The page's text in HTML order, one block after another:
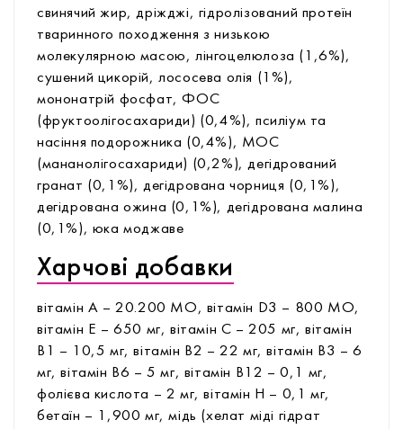
свинячий жир, дріжджі, гідролізований протеїн
тваринного походження з низькою
молекулярною масою, лінгоцелюлоза (1,6%),
сушений цикорій, лососева олія (1%),
мононатрій фосфат, ФОС
(фруктоолігосахариди) (0,4%), псиліум та
насіння подорожника (0,4%), МОС
(мананолігосахариди) (0,2%), дегідрований
гранат (0,1%), дегідрована чорниця (0,1%),
дегідрована ожина (0,1%), дегідрована малина
(0,1%), юка моджаве
Харчові добавки
вітамін А – 20.200 МО, вітамін D3 – 800 МО,
вітамін Е – 650 мг, вітамін С – 205 мг, вітамін
В1 – 10,5 мг, вітамін В2 – 22 мг, вітамін В3 – 6
мг, вітамін В6 – 5 мг, вітамін В12 – 0,1 мг,
фолієва кислота – 2 мг, вітамін Н – 0,1 мг,
бетаїн – 1,900 мг, мідь (хелат міді гідрат